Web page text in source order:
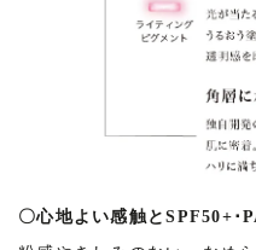
〇心地よい感触とSPF50+･